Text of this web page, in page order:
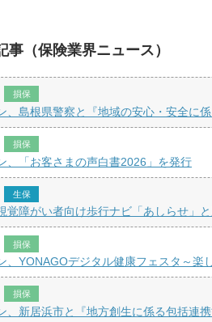
事（保険業界ニュース）
損保
、島根県警察と『地域の安心・安全に
損保
、「お客さまの声白書2026」を発行
生保
覚障がい者向け歩行ナビ「あしらせ」
損保
、YONAGOデジタル健康フェスタ～楽
損保
、新居浜市と『地方創生に係る包括連